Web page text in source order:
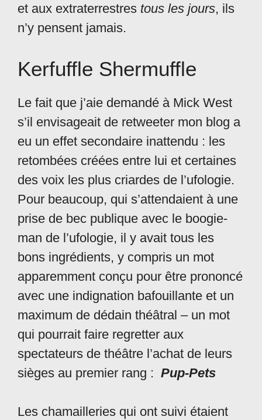
et aux extraterrestres tous les jours, ils
n’y pensent jamais.
Kerfuffle Shermuffle
Le fait que j’aie demandé à Mick West
s’il envisageait de retweeter mon blog a
eu un effet secondaire inattendu : les
retombées créées entre lui et certaines
des voix les plus criardes de l’ufologie.
Pour beaucoup, qui s’attendaient à une
prise de bec publique avec le boogie-
man de l’ufologie, il y avait tous les
bons ingrédients, y compris un mot
apparemment conçu pour être prononcé
avec une indignation bafouillante et un
maximum de dédain théâtral – un mot
qui pourrait faire regretter aux
spectateurs de théâtre l’achat de leurs
sièges au premier rang : Pup-Pets
Les chamailleries qui ont suivi étaient